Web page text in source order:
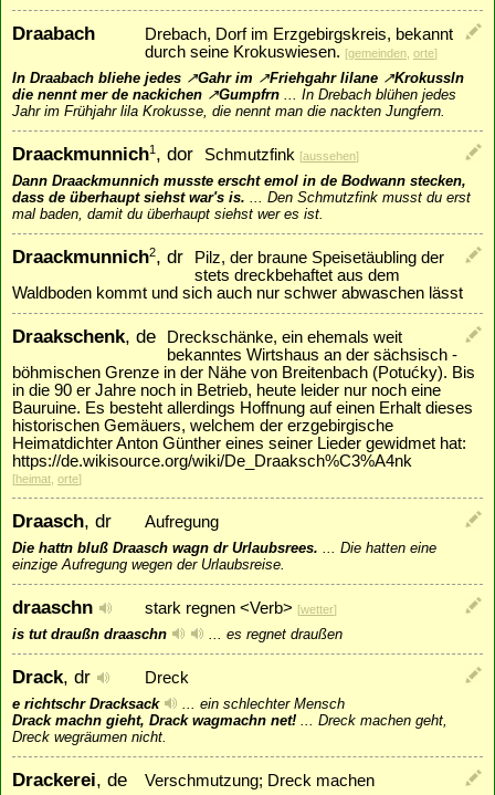
Draabach
Drebach, Dorf im Erzgebirgskreis, bekannt
durch seine Krokuswiesen. [gemeinden orte]
In Draabach bliehe jedes ↗Gahrim ↗Friehgahrlilane ↗Krokussln
die nennt mer de nackichen ↗Gumpfrn
In Drebach blühen jedes
Jahr im Frühjahr lila Krokusse, die nennt man die nackten Jungfern.
Draackmunnich1 , dor Schmutzfink [aussehen]
Dann Draackmunnich musste erscht emol in de Bodwann stecken,
dass de überhaupt siehst war's is.
Den Schmutzfink musst du erst
mal baden, damit du überhaupt siehst wer es ist.
Draackmunnich2, dr
Pilz, der braune Speisetäubling der
stets dreckbehaftet aus dem
Waldboden kommt und sich auch nur schwer abwaschen lässt
Draakschenk, de
Dreckschänke, ein ehemals weit
bekanntes Wirtshaus an der sächsisch -
böhmischen Grenze in der Nähe von Breitenbach (Potućky). Bis
in die 90 er Jahre noch in Betrieb, heute leider nur noch eine
Bauruine. Es besteht allerdings Hoffnung auf einen Erhalt dieses
historischen Gemäuers, welchem der erzgebirgische
Heimatdichter Anton Günther eines seiner Lieder gewidmet hat:
https://de.wikisource.org/wiki/De_Draaksch%C3%A4nk
[heimat orte]
Draasch, dr Aufregung
Die hattn bluß Draasch wagn dr Urlaubsrees.
Die hatten eine
einzige Aufregung wegen der Urlaubsreise.
draaschn stark regnen <Verb> [wetter]
is tut draußn draaschn es regnet draußen
Drack, dr Dreck
e richtschr Dracksack
ein schlechter Mensch
Drack machn gieht, Drack wagmachn net!
Dreck machen geht,
Dreck wegräumen nicht.
Drackerei, de Verschmutzung; Dreck machen